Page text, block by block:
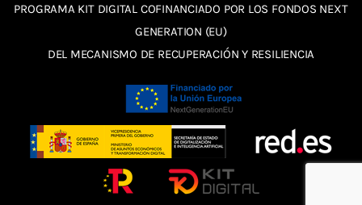
PROGRAMA KIT DIGITAL COFINANCIADO POR LOS FONDOS NEXT
GENERATION (EU)
DEL MECANISMO DE RECUPERACIÓN Y RESILIENCIA